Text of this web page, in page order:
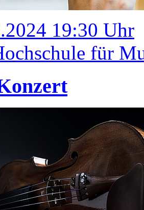
19:30 Uhr
für